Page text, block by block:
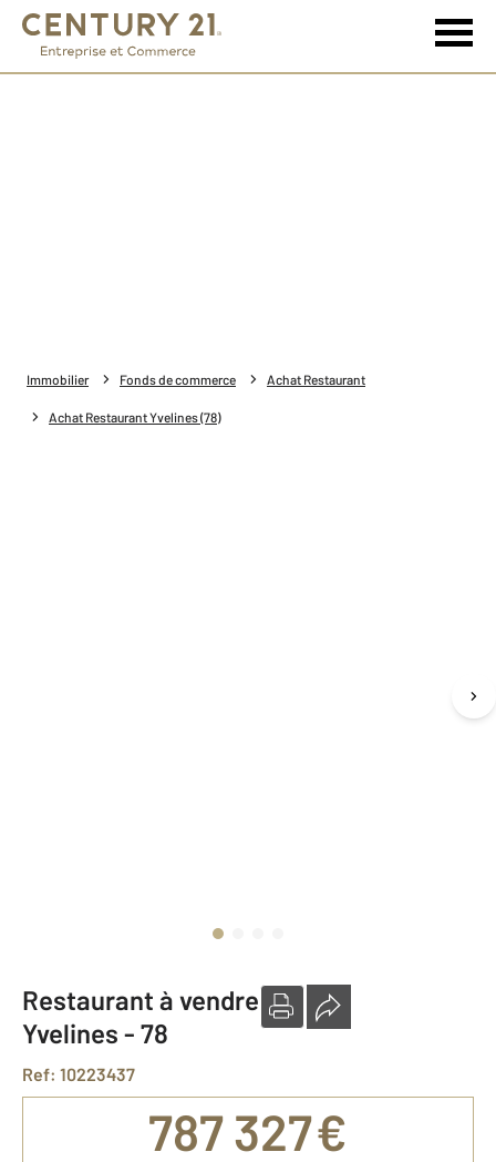
Immobilier Fonds de commerce Achat Restaurant
Achat Restaurant Yvelines (78)
Restaurant à vendre
Yvelines - 78
Ref: 10223437
787 327 €